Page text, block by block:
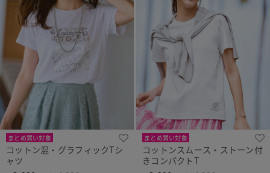
まとめ買い対象
コットン混・グラフィックTシ
ャツ
まとめ買い対象
コットンスムース・ストーン付
きコンパクトT